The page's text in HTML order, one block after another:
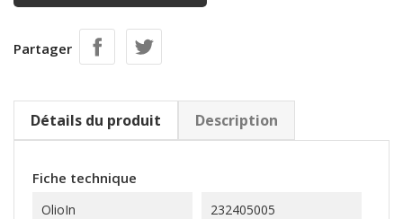
Partager
Détails du produit Description
Fiche technique
OlioIn 232405005